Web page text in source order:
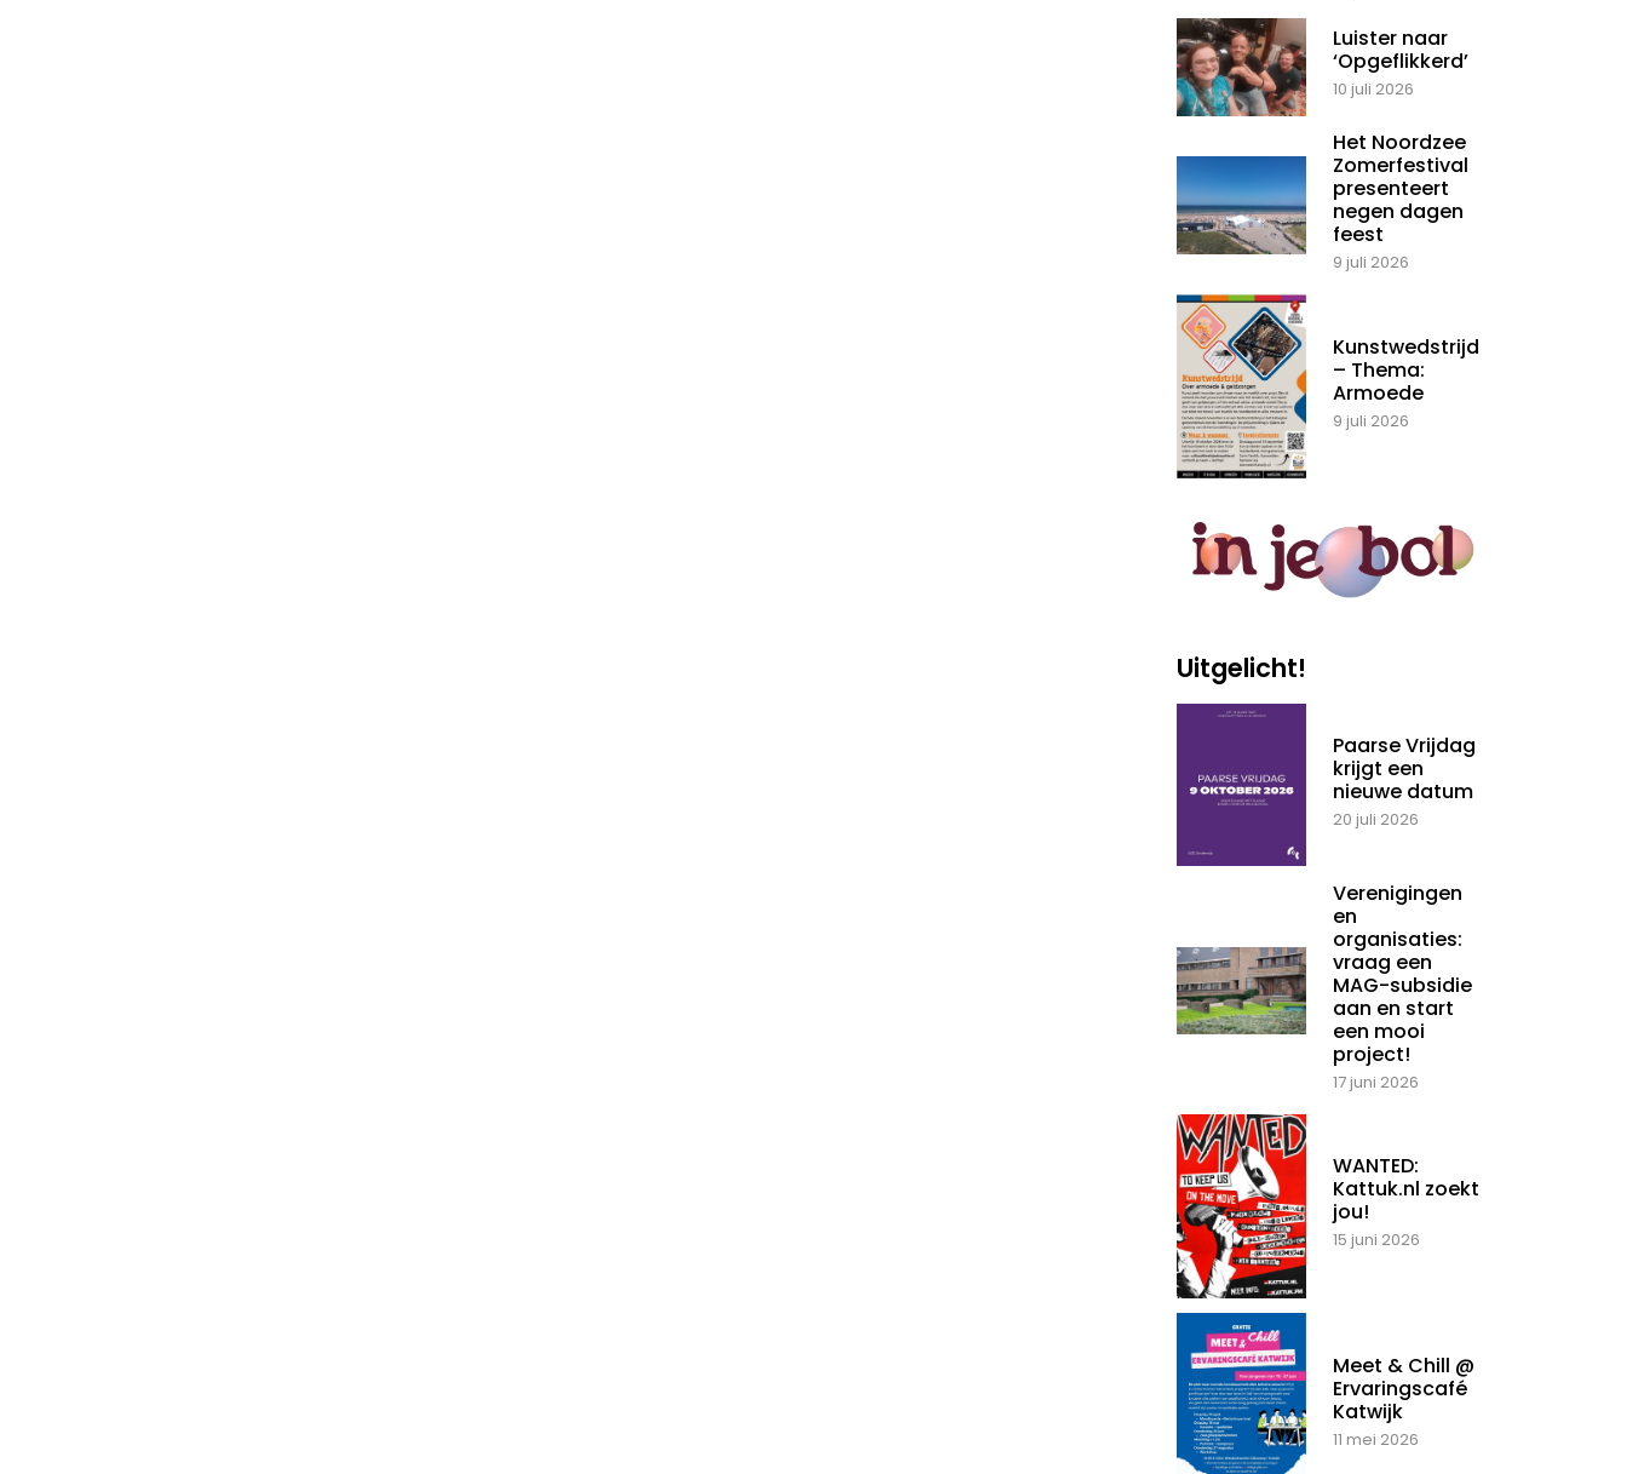
Luister naar
‘Opgeflikkerd’
10 juli 2026
Het Noordzee
Zomerfestival
presenteert
negen dagen
feest
9 juli 2026
Kunstwedstrijd
– Thema:
Armoede
9 juli 2026
Uitgelicht!
Paarse Vrijdag
krijgt een
nieuwe datum
20 juli 2026
Verenigingen
en
organisaties:
vraag een
MAG-subsidie
aan en start
een mooi
project!
17 juni 2026
WANTED:
Kattuk.nl zoekt
jou!
15 juni 2026
Meet & Chill @
Ervaringscafé
Katwijk
11 mei 2026